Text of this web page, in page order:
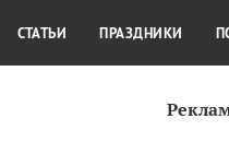
КУЛЬТУРА
СТАТЬИ ПРАЗДНИКИ